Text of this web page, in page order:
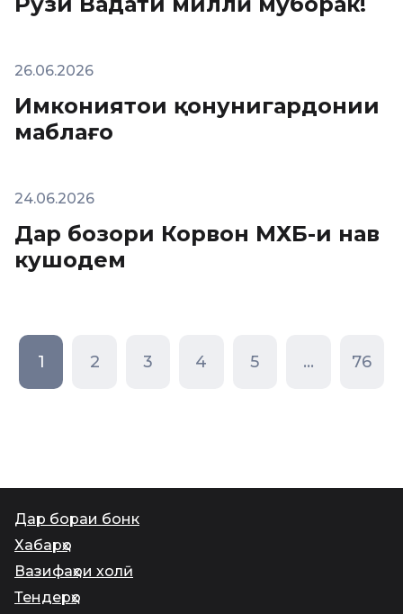
26.06.2026
Имкониятҳои қонунигардонии
маблағҳо
24.06.2026
Дар бозори Корвон МХБ-и нав
кушодем
1 2 3 4 5 ... 76
Дар бораи бонк
Хабарҳо
Вазифаҳои холӣ
Тендерҳо